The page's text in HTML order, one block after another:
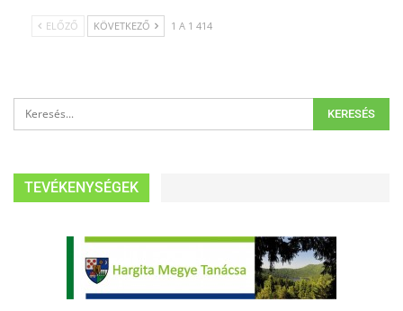
ELŐZŐ KÖVETKEZŐ 1 A 1 414
TEVÉKENYSÉGEK